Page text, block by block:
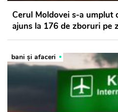
Cerul Moldovei s-a umplut
ajuns la 176 de zboruri pe
bani și afaceri